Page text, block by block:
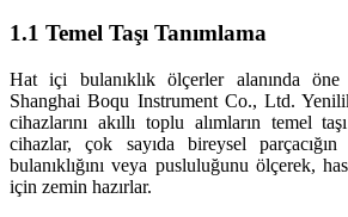
1.1 Temel Taşı Tanımlama
Hat içi bulanıklık ölçerler alanında
Shanghai Boqu Instrument Co., Ltd.
cihazlarını akıllı toplu alımların temel
cihazlar, çok sayıda bireysel parçacığın
bulanıklığını veya pusluluğunu ölçerek,
için zemin hazırlar.